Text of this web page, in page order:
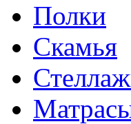
Полки
Скамья